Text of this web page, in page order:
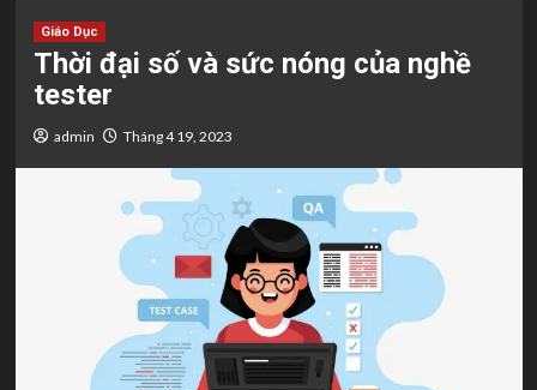
Giáo Dục
Thời đại số và sức nóng của nghề
tester
admin Tháng 4 19, 2023